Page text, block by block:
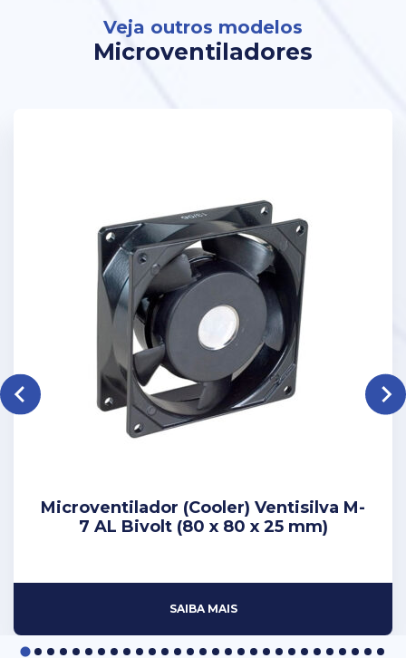
Veja outros modelos
Microventiladores
Microventilador (Cooler) Ventisilva M-
7 AL Bivolt (80 x 80 x 25 mm)
SAIBA MAIS